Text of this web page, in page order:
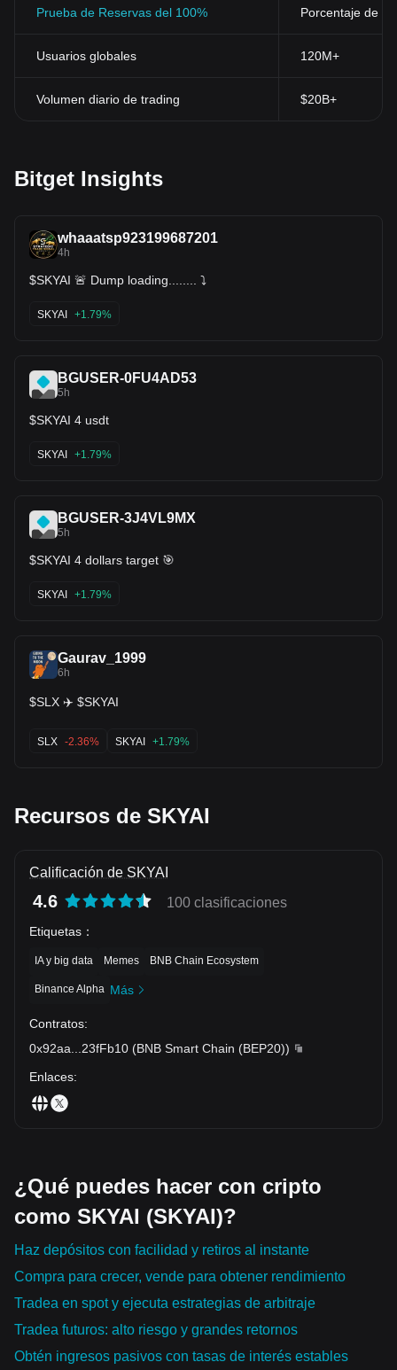
Prueba de Reservas del 100% Porcentaje de
Usuarios globales 120M+
Volumen diario de trading $20B+
Bitget Insights
whaaatsp923199687201
4h
$SKYAI 🚨 Dump loading........ ⤵️
SKYAI +1.79%
BGUSER-0FU4AD53
5h
$SKYAI 4 usdt
SKYAI +1.79%
BGUSER-3J4VL9MX
5h
$SKYAI 4 dollars target 🎯
SKYAI +1.79%
Gaurav_1999
6h
$SLX ✈️ $SKYAI
SLX -2.36% SKYAI +1.79%
Recursos de SKYAI
Calificación de SKYAI
4.6 100 clasificaciones
Etiquetas ：
IA y big data Memes BNB Chain Ecosystem
Binance Alpha Más
Contratos:
0x92aa
23fFb10 (BNB Smart Chain (BEP20))
Enlaces:
¿Qué puedes hacer con cripto
como SKYAI (SKYAI)?
Haz depósitos con facilidad y retiros al instante
Compra para crecer, vende para obtener rendimiento
Tradea en spot y ejecuta estrategias de arbitraje
Tradea futuros: alto riesgo y grandes retornos
Obtén ingresos pasivos con tasas de interés estables